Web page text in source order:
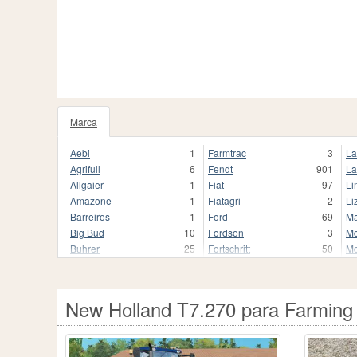
Marca
Aebi
1
Agrifull
6
Allgaier
1
Amazone
1
Barreiros
1
Big Bud
10
Buhrer
25
Case IH
809
Caterpillar
22
Challenger
24
Farmtrac
3
Fendt
901
Fiat
97
Fiatagri
2
Ford
69
Fordson
3
Fortschritt
50
Hurlimann
67
IHC
46
IMR
2
New Holland T7.270 para